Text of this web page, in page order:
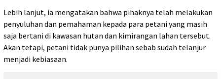
Lebih lanjut, ia mengatakan bahwa pihaknya telah melakukan
penyuluhan dan pemahaman kepada para petani yang masih
saja bertani di kawasan hutan dan kimirangan lahan tersebut.
Akan tetapi, petani tidak punya pilihan sebab sudah telanjur
menjadi kebiasaan.